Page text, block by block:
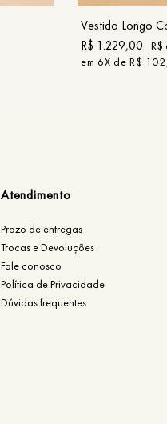
Vestido Longo
R$1.229,00 R$
em 6X deR$ 102
Atendimento
Prazo de entregas
Trocas e Devoluções
Fale conosco
Política de Privacidade
Dúvidas frequentes